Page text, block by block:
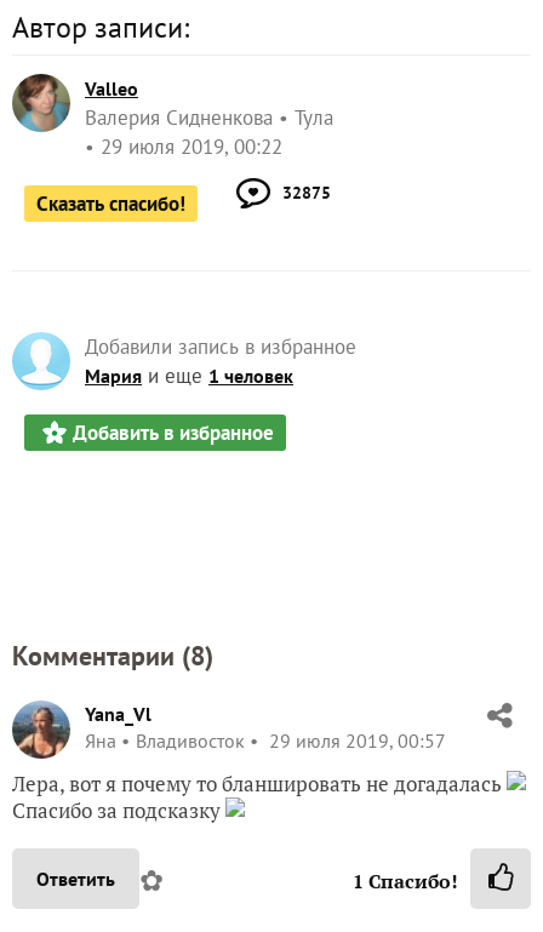
Автор записи:
Valleo
Валерия Сидненкова
Тула
29 июля 2019, 00:22
Сказать спасибо! 32875
Добавили запись в избранное
Мария и еще 1 человек
Добавить в избранное
Комментарии (8)
Yana_Vl
Яна
Владивосток 29 июля 2019, 00:57
Лера, вот я почему то бланшировать не догадалась
Спасибо за подсказку
Ответить ✿ 1 Спасибо!